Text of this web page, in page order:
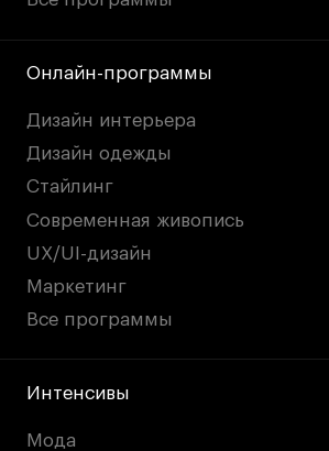
Онлайн-программы
Дизайн интерьера
Дизайн одежды
Стайлинг
Современная живопись
UX/UI-дизайн
Маркетинг
Все программы
Интенсивы
Мода